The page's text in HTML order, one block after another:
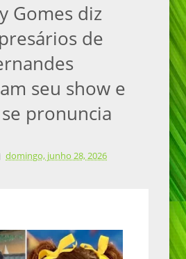
Gomes diz
de
seu show e
pronuncia
domingo, junho 28, 2026